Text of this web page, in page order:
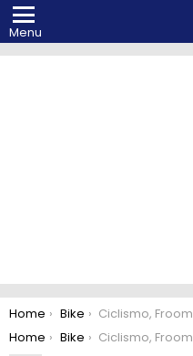
Menu
You are here:
Home Bike
Ciclismo, Froome: “Sono pronto a vincere ancora il Tour”
You are here:
Home Bike Ciclismo, Froome: “Sono pronto a vincere ancora il Tour”